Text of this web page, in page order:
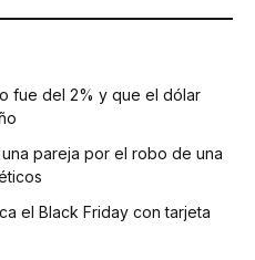
fue del 2% y que el dólar
pareja por el robo de una
el Black Friday con tarjeta